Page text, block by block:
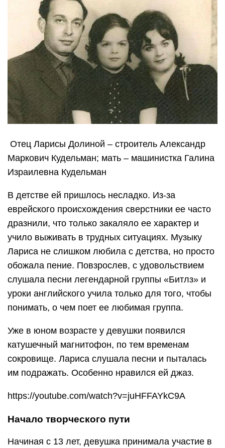
Отец Ларисы Долиной – строитель Александр
Маркович Кудельман; мать – машинистка Галина
Израилевна Кудельман
В детстве ей пришлось несладко. Из-за
еврейского происхождения сверстники ее часто
дразнили, что только закаляло ее характер и
учило выживать в трудных ситуациях. Музыку
Лариса не слишком любила с детства, но просто
обожала пение. Повзрослев, с удовольствием
слушала песни легендарной группы «Битлз» и
уроки английского учила только для того, чтобы
понимать, о чем поет ее любимая группа.
Уже в юном возрасте у девушки появился
катушечный магнитофон, по тем временам
сокровище. Лариса слушала песни и пыталась
им подражать. Особенно нравился ей джаз.
https://youtube.com/watch?v=juHFFAYkC9A
Начало творческого пути
Начиная с 13 лет, девушка принимала участие в